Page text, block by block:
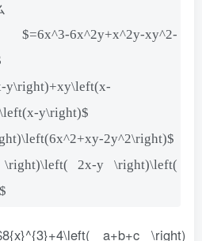
6x^2y+x^2y-xy^2-
y\right)+xy\left(x-
y\right)$
2y^2\right)$
2x-y \right)\left(
a+b+c \right)